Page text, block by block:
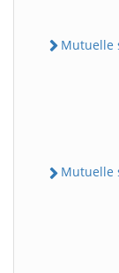
Mutuelle
Mutuelle